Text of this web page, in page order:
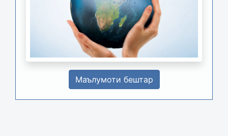
Маълумоти бештар